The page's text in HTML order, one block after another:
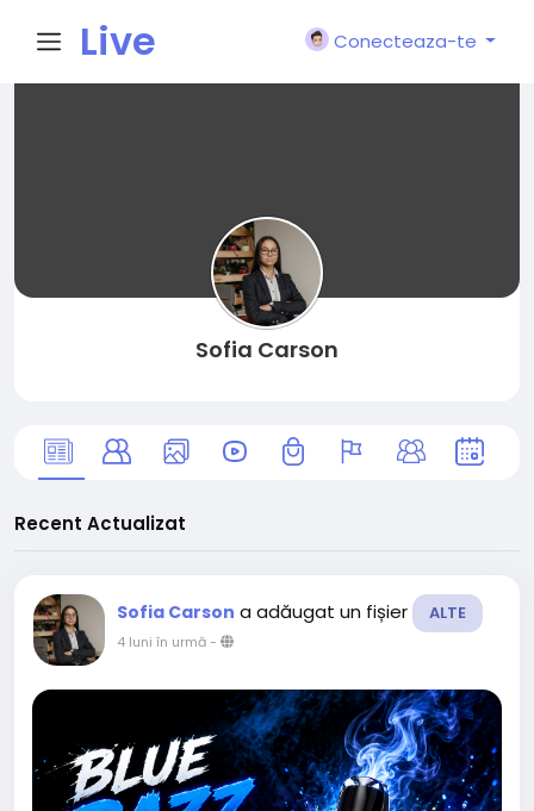
Live
Conecteaza-te
Sofia Carson
Recent Actualizat
Sofia Carson a adăugat un fișier ALTE
4 luni în urmă-